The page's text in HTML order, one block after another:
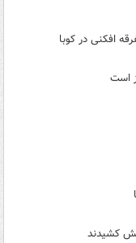
افکنی در کوبا
است
کشیدند